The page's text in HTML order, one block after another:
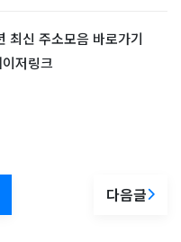
최신 주소모음 바로가기
저링크
다음글